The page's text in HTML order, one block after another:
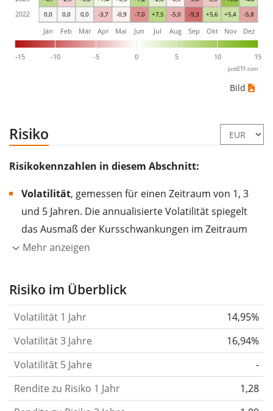
0,0 0,0 0,0 -3,7 -0,9 -7,0 +7,5 -5,0 -9,3 +5,6 +5,4 -5,8
-15 -10 -5 0 5 10 15
Jän Feb Mär Apr Mai Jun Jul Aug Sep Okt Nov Dez
2022
justETF.com
Bild
Risiko
Risikokennzahlen in diesem Abschnitt:
Volatilität, gemessen für einen Zeitraum von 1, 3
und 5 Jahren. Die annualisierte Volatilität spiegelt
das Ausmaß der Kursschwankungen im Zeitraum
eines Jahres wider.
Aktie, des ETF, usw.) in der Vergangenheit
gelten im Allgemeinen als risikoreicher. Wir
berechnen die Volatilität auf Basis der Daten der
letzten 1, 3 und 5 Jahre, damit du sehen kannst, ob
die Kursschwankungen im Laufe der Zeit stärker
oder schwächer wurden. Weitere Informationen
findest du in unserem Artikel:
Mehr anzeigen
Risiko im Überblick
Volatilität 1 Jahr
14,95%
Volatilität 3 Jahre
16,94%
Volatilität 5 Jahre
-
Rendite zu Risiko 1 Jahr
1,28